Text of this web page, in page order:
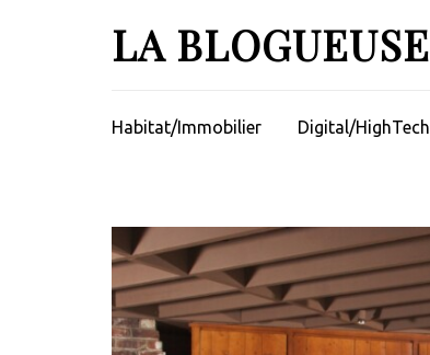
LA BLOGUEUSE
Habitat/Immobilier Digital/HighTech